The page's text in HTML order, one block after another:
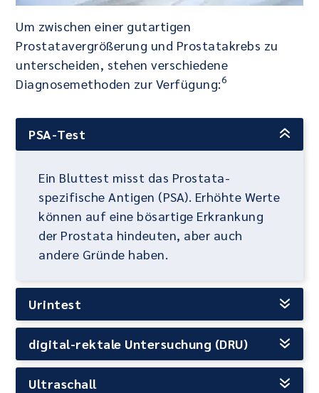
Um zwischen einer gutartigen
Prostatavergrößerung und Prostatakrebs zu
unterscheiden, stehen verschiedene
Diagnosemethoden zur Verfügung:6
PSA-Test
Ein Bluttest misst das Prostata-
spezifische Antigen (PSA). Erhöhte Werte
können auf eine bösartige Erkrankung
der Prostata hindeuten, aber auch
andere Gründe haben.
Urintest
digital-rektale Untersuchung (DRU)
Ultraschall